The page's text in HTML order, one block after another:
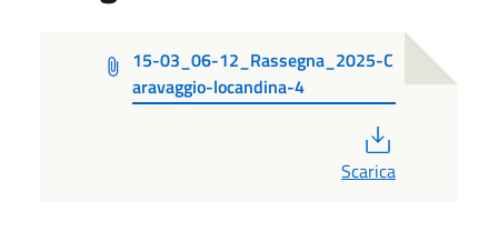
15-03_06-12_Rassegna_2025-C
aravaggio-locandina-4
Scarica